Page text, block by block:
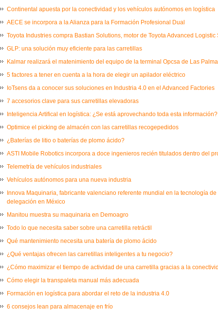
Continental apuesta por la conectividad y los vehículos autónomos en logística
AECE se incorpora a la Alianza para la Formación Profesional Dual
Toyota Industries compra Bastian Solutions, motor de Toyota Advanced Logistic
GLP: una solución muy eficiente para las carretillas
Kalmar realizará el matenimiento del equipo de la terminal Opcsa de Las
5 factores a tener en cuenta a la hora de elegir un apilador eléctrico
IoTsens da a conocer sus soluciones en Industria 4.0 en el Advanced Factories
7 accesorios clave para sus carretillas elevadoras
Inteligencia Artifical en logística: ¿Se está aprovechando toda esta información?
Optimice el picking de almacén con las carretillas recogepedidos
¿Baterías de litio o baterías de plomo ácido?
ASTI Mobile Robotics incorpora a doce ingenieros recién titulados dentro del
Telemetría de vehículos industriales
Vehículos autónomos para una nueva industria
Innova Maquinaria, fabricante valenciano referente mundial en la tecnología
delegación en México
Manitou muestra su maquinaria en Demoagro
Todo lo que necesita saber sobre una carretilla retráctil
Qué mantenimiento necesita una batería de plomo ácido
¿Qué ventajas ofrecen las carretillas inteligentes a tu negocio?
¿Cómo maximizar el tiempo de actividad de una carretilla gracias a la
Cómo elegir la transpaleta manual más adecuada
Formación en logística para abordar el reto de la industria 4.0
6 consejos lean para almacenaje en frío